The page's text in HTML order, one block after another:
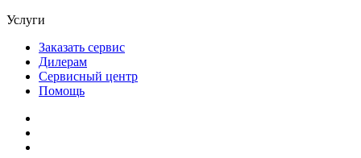
Услуги
Заказать сервис
Дилерам
Сервисный центр
Помощь